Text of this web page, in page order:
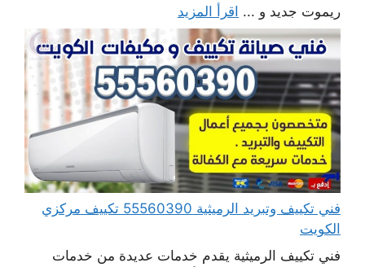
ريموت جديد و ... اقرأ المزيد
فني تكييف وتبريد الرميثية 55560390 تكييف مركزي
الكويت
فني تكييف الرميثية يقدم خدمات عديدة من خدمات